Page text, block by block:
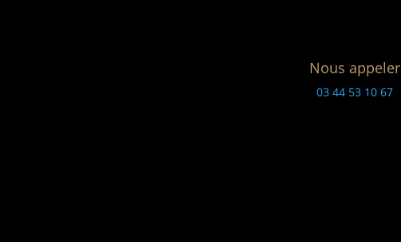
Nous appeler
03 44 53 10 67